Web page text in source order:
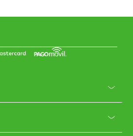
+
+